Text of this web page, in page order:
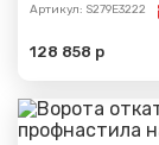
Артикул: S279E3222
128 858 р